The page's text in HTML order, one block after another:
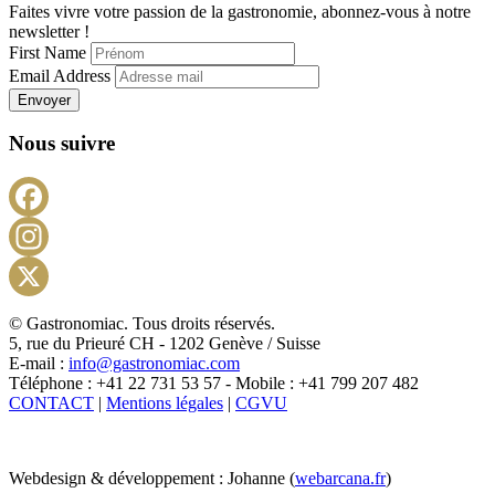
Faites vivre votre passion de la gastronomie, abonnez-vous à notre
newsletter !
First Name
Email Address
Envoyer
Nous suivre
X
© Gastronomiac. Tous droits réservés.
5, rue du Prieuré CH - 1202 Genève / Suisse
E-mail : info@gastronomiac.com
Téléphone : +41 22 731 53 57 - Mobile : +41 799 207 482
CONTACT | Mentions légales | CGVU
Webdesign & développement : Johanne (webarcana.fr)